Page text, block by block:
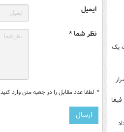
یک
۱۴ مرداد
ایمیل
نظر شما *
* لطفا عدد مقابل را در جعبه متن وارد کنید